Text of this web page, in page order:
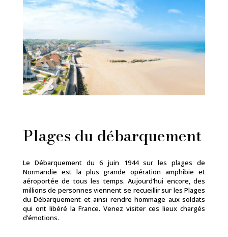
Plages du débarquement
Le Débarquement du 6 juin 1944 sur les plages de
Normandie est la plus grande opération amphibie et
aéroportée de tous les temps. Aujourd’hui encore, des
millions de personnes viennent se recueillir sur les Plages
du Débarquement et ainsi rendre hommage aux soldats
qui ont libéré la France. Venez visiter ces lieux chargés
d’émotions.